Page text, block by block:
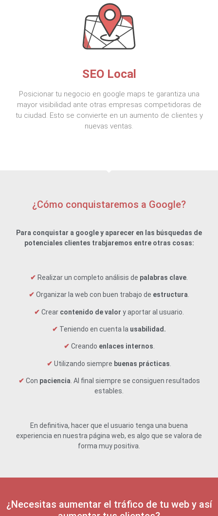
SEO Local
Posicionar tu negocio en google maps te garantiza una
mayor visibilidad ante otras empresas competidoras de
tu ciudad. Esto se convierte en un aumento de clientes y
nuevas ventas.
¿Cómo conquistaremos a Google?
Para conquistar a google y aparecer en las búsquedas de
potenciales clientes trabjaremos entre otras cosas:
✔ Realizar un completo análisis de palabras clave
✔ Organizar la web con buen trabajo de estructura
✔ Crear contenido de valor y aportar al usuario.
✔ Teniendo en cuenta la usabilidad.
✔ Creando enlaces internos.
✔ Utilizando siempre buenas prácticas
✔ Con paciencia . Al final siempre se consiguen resultados
estables.
En definitiva, hacer que el usuario tenga una buena
experiencia en nuestra página web, es algo que se valora de
forma muy positiva.
¿Necesitas aumentar el tráfico de tu web y así